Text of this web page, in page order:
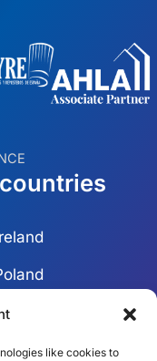
like cookies to
Africa